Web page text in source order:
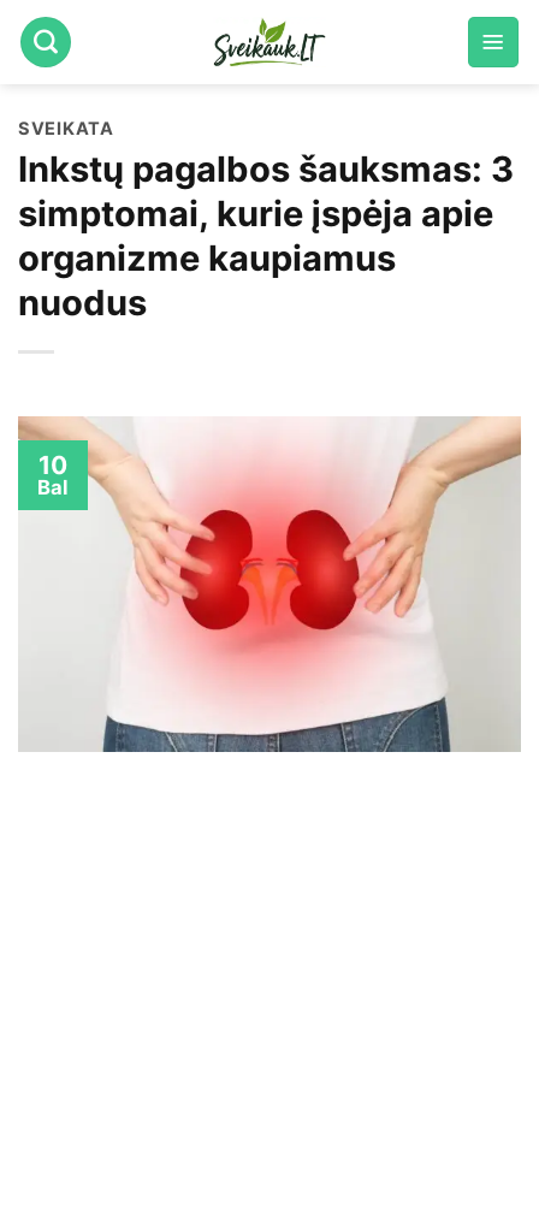
Skip
to
SVEIKATA
Inkstų pagalbos šauksmas: 3
simptomai, kurie įspėja apie
organizme kaupiamus
nuodus
10
Bal